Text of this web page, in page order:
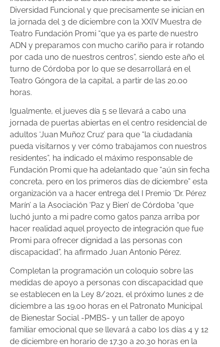
Diversidad Funcional y que precisamente se inician en
la jornada del 3 de diciembre con la XXIV Muestra de
Teatro Fundación Promi “que ya es parte de nuestro
ADN y preparamos con mucho cariño para ir rotando
por cada uno de nuestros centros”, siendo este año el
turno de Córdoba por lo que se desarrollará en el
Teatro Góngora de la capital, a partir de las 20.00
horas.
Igualmente, el jueves día 5 se llevará a cabo una
jornada de puertas abiertas en el centro residencial de
adultos ‘Juan Muñoz Cruz’ para que “la ciudadanía
pueda visitarnos y ver cómo trabajamos con nuestros
residentes”, ha indicado el máximo responsable de
Fundación Promi que ha adelantado que “aún sin fecha
concreta, pero en los primeros días de diciembre” esta
organización va a hacer entrega del I Premio ‘Dr. Pérez
Marín’ a la Asociación ‘Paz y Bien’ de Córdoba “que
luchó junto a mi padre como gatos panza arriba por
hacer realidad aquel proyecto de integración que fue
Promi para ofrecer dignidad a las personas con
discapacidad”, ha afirmado Juan Antonio Pérez.
Completan la programación un coloquio sobre las
medidas de apoyo a personas con discapacidad que
se establecen en la Ley 8/2021, el próximo lunes 2 de
diciembre a las 19.00 horas en el Patronato Municipal
de Bienestar Social -PMBS- y un taller de apoyo
familiar emocional que se llevará a cabo los días 4 y 12
de diciembre en horario de 17.30 a 20.30 horas en la